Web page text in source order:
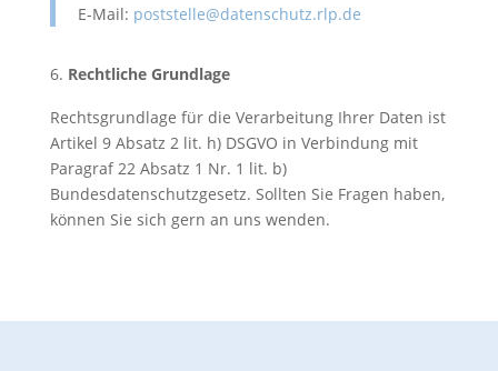
E-Mail: poststelle@datenschutz.rlp.de
Rechtliche Grundlage
Rechtsgrundlage für die Verarbeitung Ihrer Daten ist
Artikel 9 Absatz 2 lit. h) DSGVO in Verbindung mit
Paragraf 22 Absatz 1 Nr. 1 lit. b)
Bundesdatenschutzgesetz. Sollten Sie Fragen haben,
können Sie sich gern an uns wenden.